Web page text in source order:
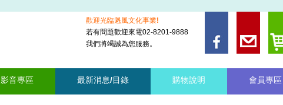
歡迎光臨魁風文化事業!
若有問題歡迎來電02-8201-9888
我們將竭誠為您服務。
影音專區 最新消息/目錄 購物說明 會員專區